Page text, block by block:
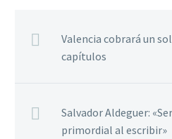
Valencia cobrará un
capítulos
Salvador Aldeguer:
primordial al escribir»